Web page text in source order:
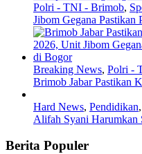
Polri - TNI - Brimob,
Jibom Gegana
Breaking News, Polri -
Brimob Jabar Pastikan
Hard News, Pendidikan,
Alifah Syani
Berita Populer